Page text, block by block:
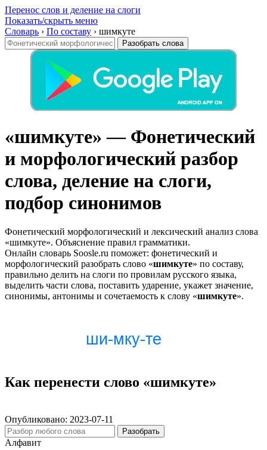
Перенос слов и деление на слоги
Показать/скрыть меню
Словарь › По составу › шимкуте
Разобрать слова
«шимкуте» — Фонетический
и морфологический разбор
слова, деление на слоги,
подбор синонимов
Фонетический морфологический и лексический анализ слова
«шимкуте». Объяснение правил грамматики.
Онлайн словарь Soosle.ru поможет: фонетический и
морфологический разобрать слово «шимкуте» по составу,
правильно делить на слоги по провилам русского языка,
выделить части слова, поставить ударение, укажет значение,
синонимы, антонимы и сочетаемость к слову «шимкуте».
Как перенести слово «шимкуте»
Опубликовано: 2023-07-11
Разобрать
Алфавит